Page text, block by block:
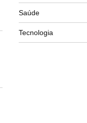
Saúde
Tecnologia